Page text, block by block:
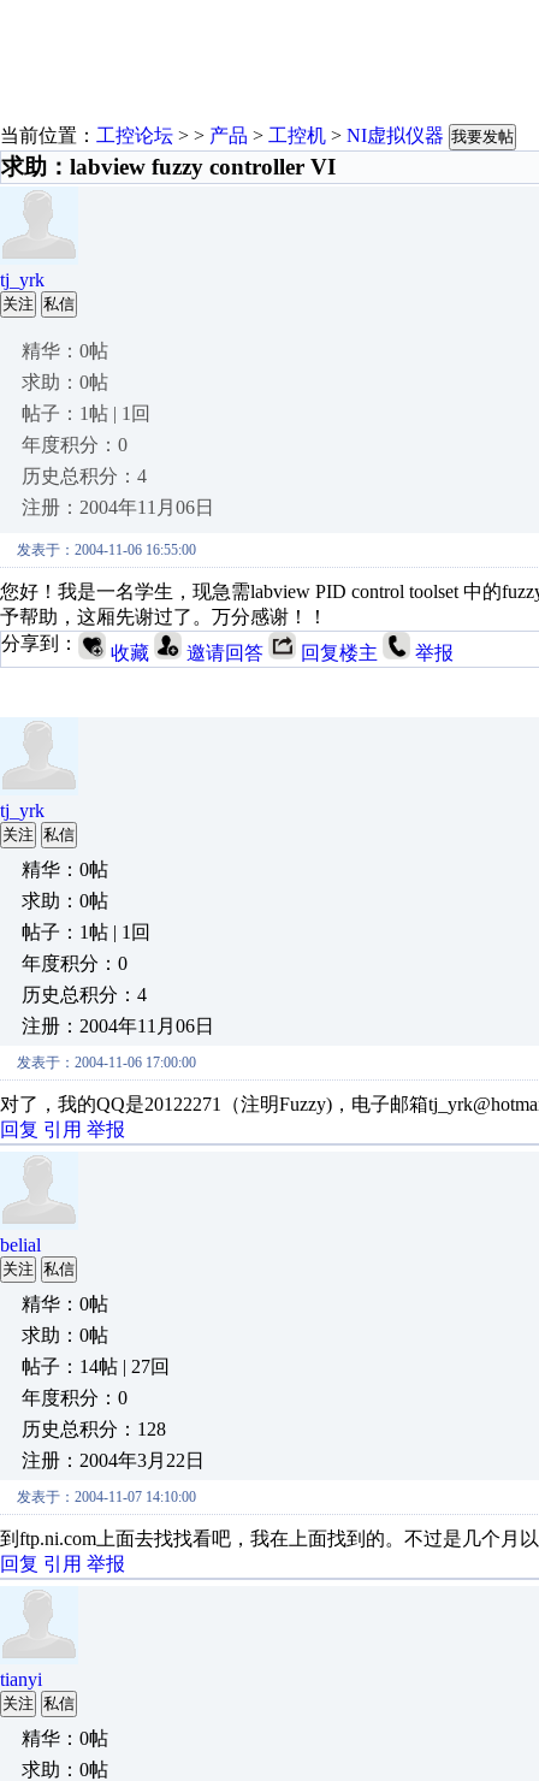
当前位置： 工控论坛 > > 产品 > 工控机 > NI虚拟仪器 我要发帖
求助：labview fuzzy controller VI
tj_yrk
关注 私信
精华：0帖
求助：0帖
帖子：1帖 | 1回
年度积分：0
历史总积分：4
注册：2004年11月06日
发表于：2004-11-06 16:55:00
您好！我是一名学生，现急需labview PID control toolset 中的
予帮助，这厢先谢过了。万分感谢！！
分享到：
收藏 邀请回答 回复楼主 举报
tj_yrk
关注 私信
精华：0帖
求助：0帖
帖子：1帖 | 1回
年度积分：0
历史总积分：4
注册：2004年11月06日
发表于：2004-11-06 17:00:00
对了，我的QQ是20122271（注明Fuzzy)，电子邮箱
回复 引用 举报
belial
关注 私信
精华：0帖
求助：0帖
帖子：14帖 | 27回
年度积分：0
历史总积分：128
注册：2004年3月22日
发表于：2004-11-07 14:10:00
到ftp.ni.com上面去找找看吧，我在上面找到的。不过是几个月
回复 引用 举报
tianyi
关注 私信
精华：0帖
求助：0帖